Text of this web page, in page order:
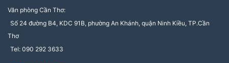
Văn phòng Cần Thơ:
Số 24 đường B4, KDC 91B, phường An Khánh, quận Ninh Kiều, TP.Cần
Thơ
Tel: 090 292 3633